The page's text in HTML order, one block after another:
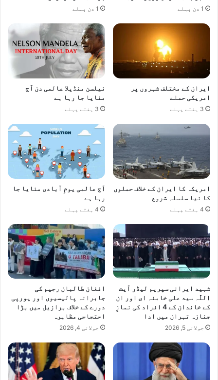
ا
ش
پ
ی
گ
و
ئ
1 دن پہلے 1 دن پہلے
ایران کے مختلف شہروں پر
امریکی حملے
3 ہفتے پہلے
نیلسن منڈیلا عالمی دن آج
منایا جا رہا ہے
3 ہفتے پہلے
امریکہ کا ایران کے خلاف حملوں
کا نیا سلسلہ شروع
4 ہفتے پہلے
آج عالمی یومِ آبادی منایا جا
رہا ہے
4 ہفتے پہلے
شہید ایرانی سپریم لیڈر آیت
اللّٰہ سید علی خامنہ ای اور ان
کے خاندان کے 4 افراد کی نمازِ
جنازہ تہران میں ادا
جولائی 5, 2026
افغان طالبان رجیم کی
جابرانہ پالیسیوں اور یورپی
دورے کے خلاف برازیل میں بڑا
احتجاجی مظاہرہ
جولائی 4, 2026